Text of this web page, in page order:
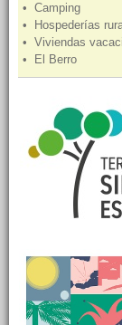
• Camping
• Hospederías
• Viviendas
• El Berro